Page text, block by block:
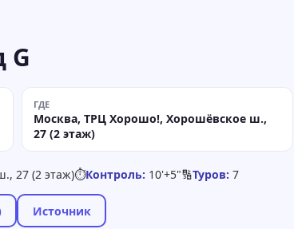
G
ГДЕ
Москва, ТРЦ Хорошо!, Хорошёвское ш.,
27 (2 этаж)
27 (2 этаж)⏱Контроль: 10'+5"🔢Туров: 7
Источник